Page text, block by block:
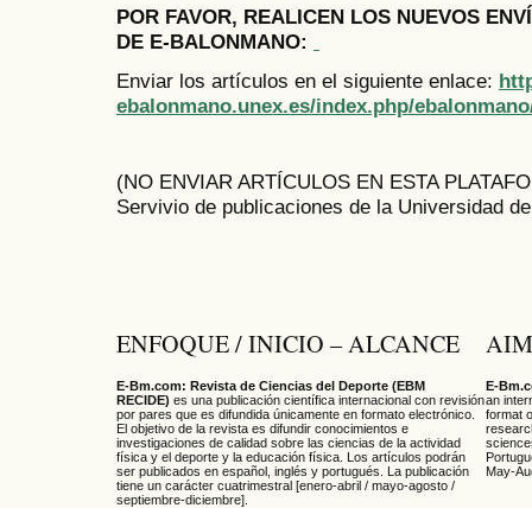
POR FAVOR, REALICEN LOS NUEVOS
DE E-BALONMANO:
Enviar los artículos en el siguiente enlace:
ebalonmano.unex.es/index.php/
(NO ENVIAR ARTÍCULOS EN ESTA
Servivio de publicaciones de la Universidad
ENFOQUE / INICIO – ALCANCE
E-Bm.com: Revista de Ciencias del Deporte (EBM
RECIDE) es una publicación científica internacional con revisión
por pares que es difundida únicamente en formato electrónico.
El objetivo de la revista es difundir conocimientos e
investigaciones de calidad sobre las ciencias de la actividad
física y el deporte y la educación física. Los artículos podrán
ser publicados en español, inglés y portugués. La publicación
tiene un carácter cuatrimestral [enero-abril / mayo-agosto /
septiembre-diciembre].
E-
an
format
May-